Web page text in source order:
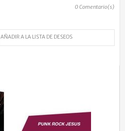
0Comentario(s)
AÑADIR A LA LISTA DE DESEOS